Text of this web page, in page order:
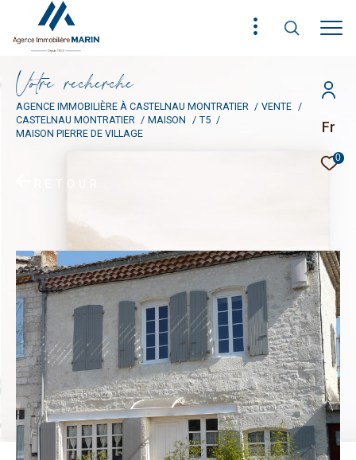
Fr
0
Votre recherche
AGENCE IMMOBILIÈRE À CASTELNAU MONTRATIER
VENTE
CASTELNAU MONTRATIER
MAISON
T5
MAISON PIERRE DE VILLAGE